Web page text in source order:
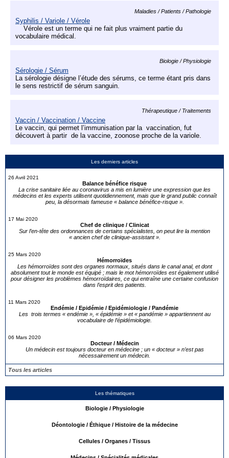
Les derniers articles
26 Avril 2021
Balance bénéfice risque
La crise sanitaire liée au coronavirus a mis en lumière une expression que les
médecins et les experts utilisent quotidiennement, mais que le grand public connaît
peu, la désormais fameuse « balance bénéfice-risque ».
17 Mai 2020
Chef de clinique / Clinicat
Sur l’en-tête des ordonnances de certains spécialistes, on peut lire la mention
« ancien chef de clinique-assistant ».
25 Mars 2020
Hémorroïdes
Les hémorroïdes sont des organes normaux, situés dans le canal anal, et dont
absolument tout le monde est équipé ; mais le mot hémorroïdes est également utilisé
pour désigner les problèmes hémorroïdaires, ce qui entraîne une certaine confusion
dans l’esprit des patients.
11 Mars 2020
Endémie / Epidémie / Epidémiologie / Pandémie
Les trois termes « endémie », « épidémie » et « pandémie » appartiennent au
vocabulaire de l’épidémiologie.
06 Mars 2020
Docteur / Médecin
Un médecin est toujours docteur en médecine ; un « docteur » n’est pas
nécessairement un médecin.
Tous les articles
Les thématiques
Biologie / Physiologie
Déontologie / Éthique / Histoire de la médecine
Cellules / Organes / Tissus
Maladies / Patients / Pathologie
Syphilis / Variole / Vérole
Vérole est un terme qui ne fait plus vraiment partie du
vocabulaire médical.
Biologie / Physiologie
Sérologie / Sérum
La sérologie désigne l’étude des sérums, ce terme étant pris dans
le sens restrictif de sérum sanguin.
Thérapeutique / Traitements
Vaccin / Vaccination / Vaccine
Le vaccin, qui permet l’immunisation par la vaccination, fut
découvert à partir de la vaccine, zoonose proche de la variole.